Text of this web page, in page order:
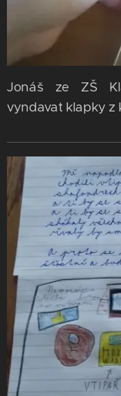
Jonáš ze ZŠ
vyndavat klapky z